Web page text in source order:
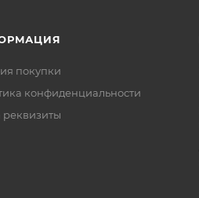
покупки
конфиденциальности